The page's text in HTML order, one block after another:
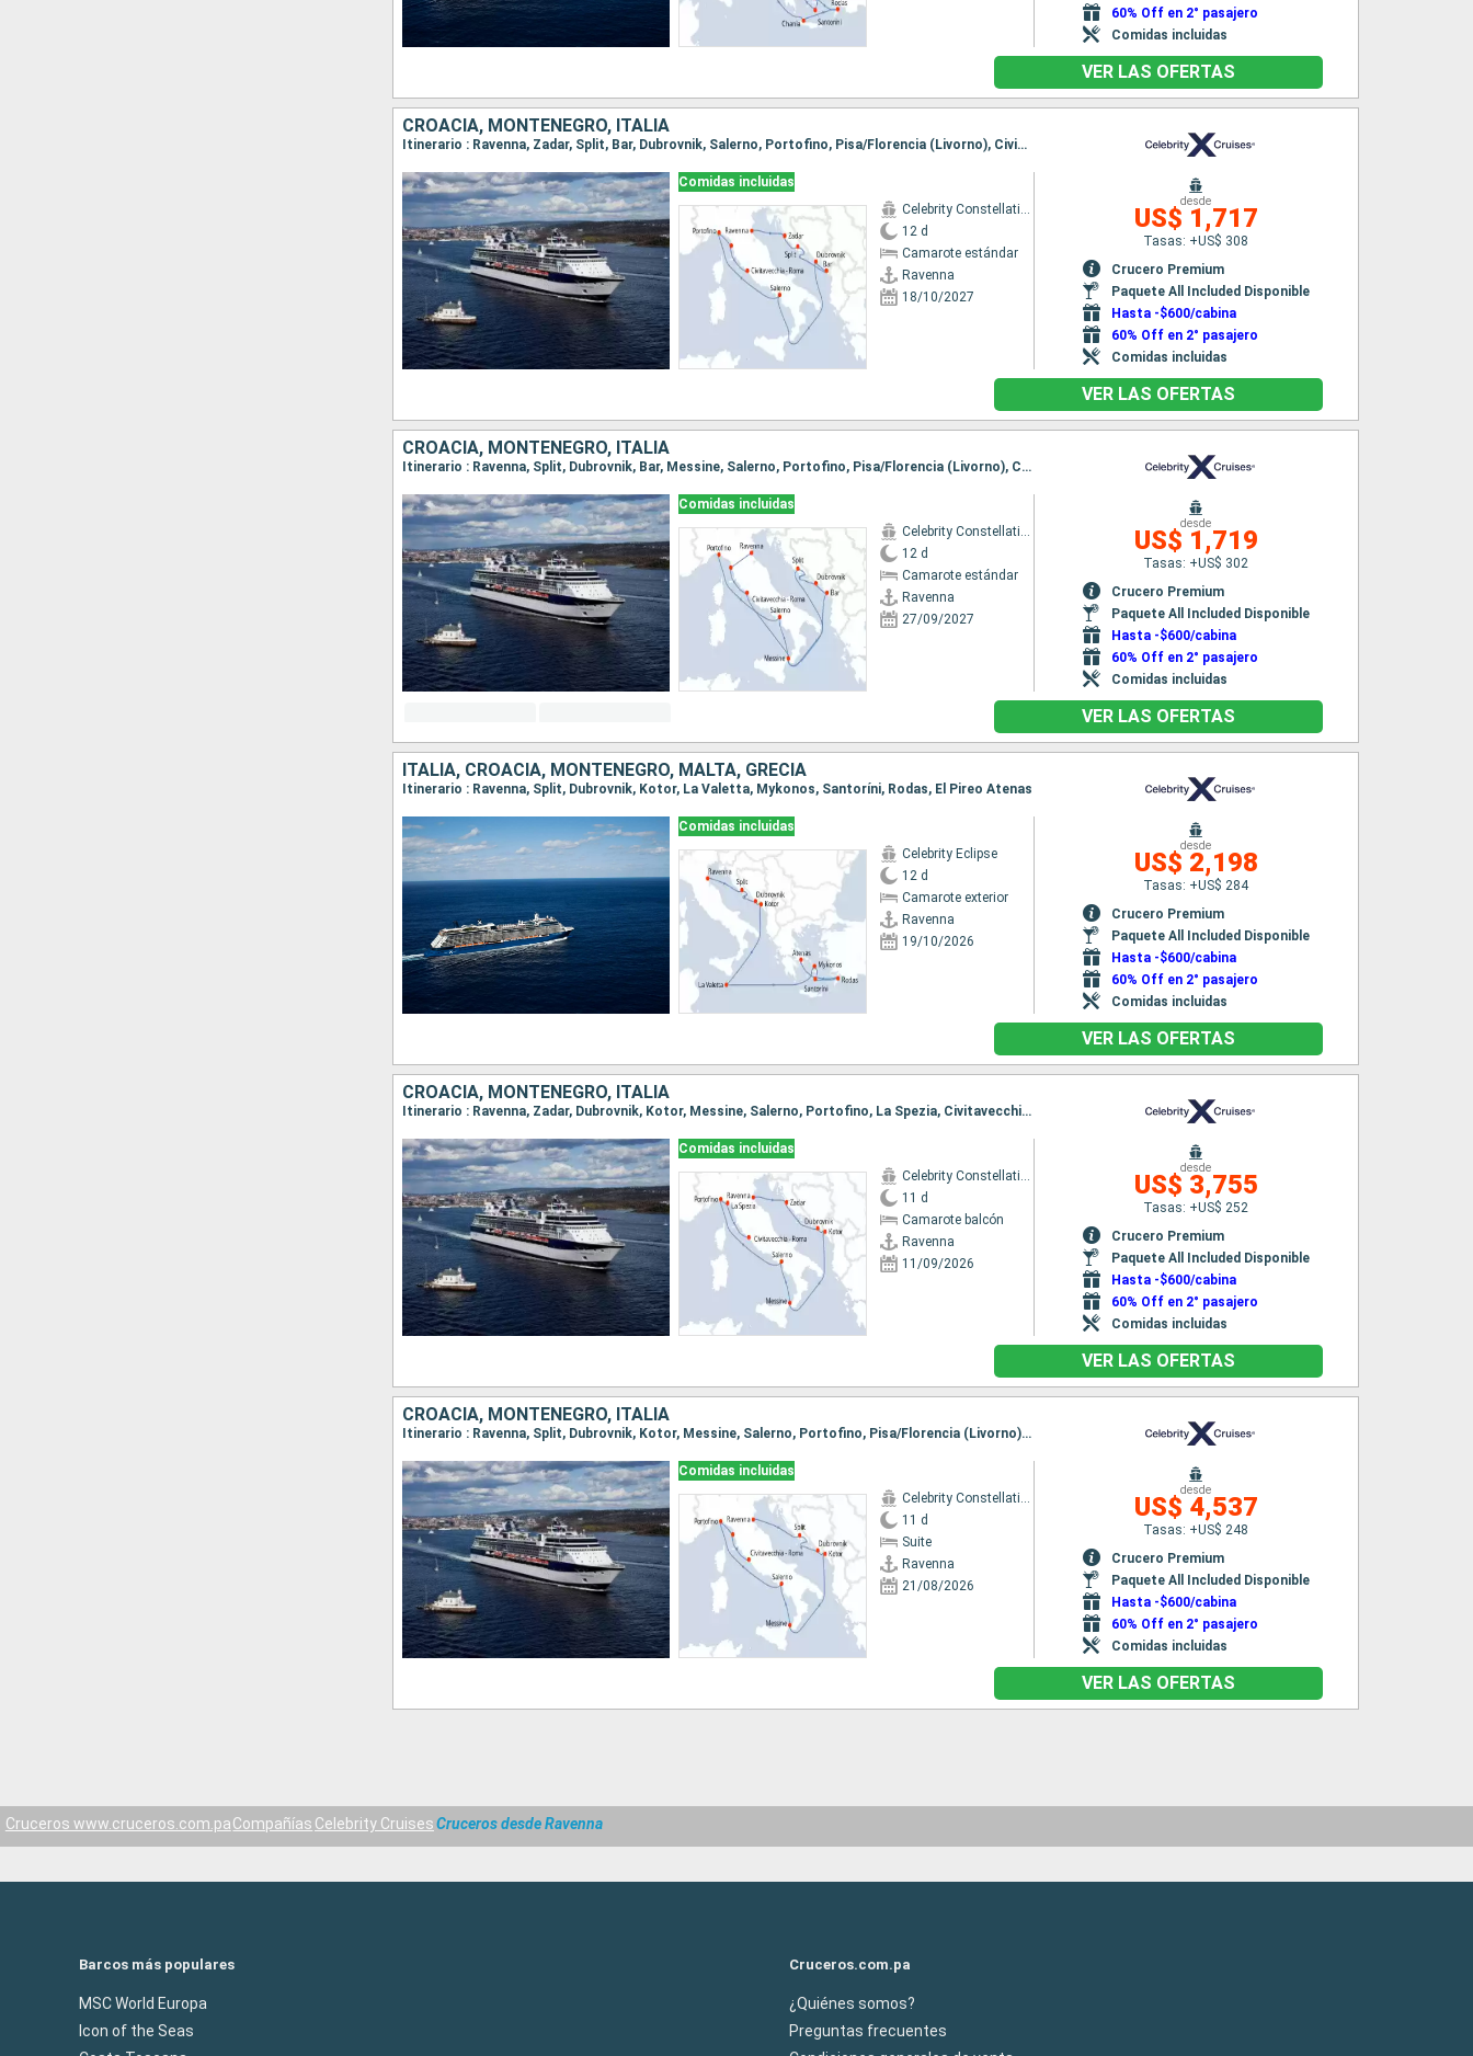
60% Off en 2° pasajero
Comidas incluidas
VER LAS OFERTAS
CROACIA, MONTENEGRO, ITALIA
Itinerario : Ravenna, Zadar, Split, Bar, Dubrovnik, Salerno, Portofino, Pisa/Florencia (Livorno), Civitavecchia - Roma
Comidas incluidas
Celebrity Constellation
12 d
Camarote estándar
Ravenna
18/10/2027
desde
US$ 1,717
Tasas: +US$ 308
Crucero Premium
Paquete All Included Disponible
Hasta -$600/cabina
60% Off en 2° pasajero
Comidas incluidas
VER LAS OFERTAS
CROACIA, MONTENEGRO, ITALIA
Itinerario : Ravenna, Split, Dubrovnik, Bar, Messine, Salerno, Portofino, Pisa/Florencia (Livorno), Civitavecchia - Roma
Comidas incluidas
Celebrity Constellation
12 d
Camarote estándar
Ravenna
27/09/2027
desde
US$ 1,719
Tasas: +US$ 302
Crucero Premium
Paquete All Included Disponible
Hasta -$600/cabina
60% Off en 2° pasajero
Comidas incluidas
VER LAS OFERTAS
ITALIA, CROACIA, MONTENEGRO, MALTA, GRECIA
Itinerario : Ravenna, Split, Dubrovnik, Kotor, La Valetta, Mykonos, Santoríni, Rodas, El Pireo Atenas
Comidas incluidas
Celebrity Eclipse
12 d
Camarote exterior
Ravenna
19/10/2026
desde
US$ 2,198
Tasas: +US$ 284
Crucero Premium
Paquete All Included Disponible
Hasta -$600/cabina
60% Off en 2° pasajero
Comidas incluidas
VER LAS OFERTAS
CROACIA, MONTENEGRO, ITALIA
Itinerario : Ravenna, Zadar, Dubrovnik, Kotor, Messine, Salerno, Portofino, La Spezia, Civitavecchia - Roma
Comidas incluidas
Celebrity Constellation
11 d
Camarote balcón
Ravenna
11/09/2026
desde
US$ 3,755
Tasas: +US$ 252
Crucero Premium
Paquete All Included Disponible
Hasta -$600/cabina
60% Off en 2° pasajero
Comidas incluidas
VER LAS OFERTAS
CROACIA, MONTENEGRO, ITALIA
Itinerario : Ravenna, Split, Dubrovnik, Kotor, Messine, Salerno, Portofino, Pisa/Florencia (Livorno), Civitavecchia - Roma
Comidas incluidas
Celebrity Constellation
11 d
Suite
Ravenna
21/08/2026
desde
US$ 4,537
Tasas: +US$ 248
Crucero Premium
Paquete All Included Disponible
Hasta -$600/cabina
60% Off en 2° pasajero
Comidas incluidas
VER LAS OFERTAS
Cruceros www.cruceros.com.paCompañías Celebrity CruisesCruceros desde Ravenna
Barcos más populares
MSC World Europa
Icon of the Seas
Cruceros.com.pa
¿Quiénes somos?
Preguntas frecuentes